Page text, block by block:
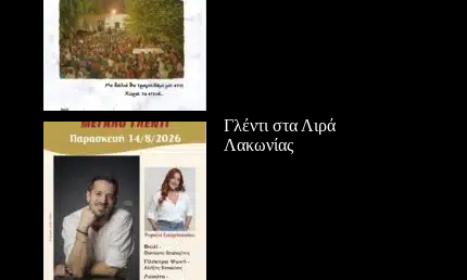
Γλέντι στα Λιρά
Λακωνίας